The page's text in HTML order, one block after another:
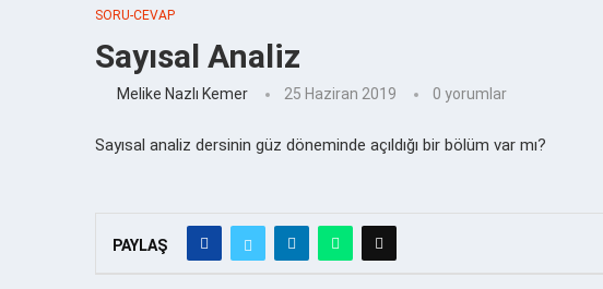
SORU-CEVAP
Sayısal Analiz
Melike Nazlı Kemer 25 Haziran 2019 0 yorumlar
Sayısal analiz dersinin güz döneminde açıldığı bir bölüm var mı?
PAYLAŞ